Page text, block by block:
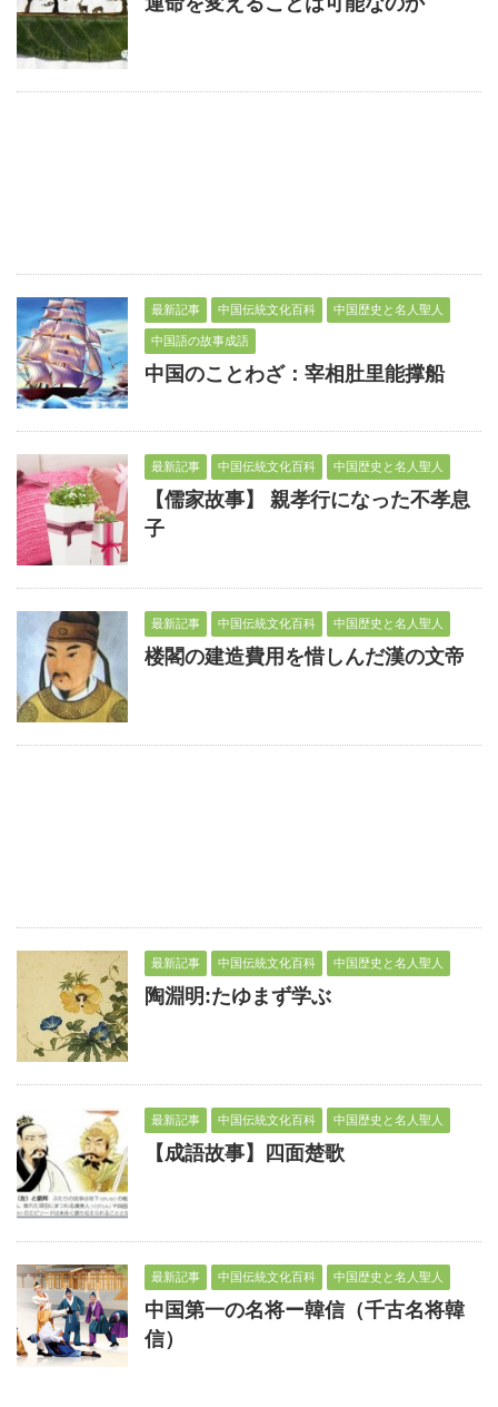
最新記事 中国伝統文化百科 中国歴史と名人聖人
中国語の故事成語
中国のことわざ：宰相肚里能撑船
最新記事 中国伝統文化百科 中国歴史と名人聖人
【儒家故事】 親孝行になった不孝息
子
最新記事 中国伝統文化百科 中国歴史と名人聖人
楼閣の建造費用を惜しんだ漢の文帝
最新記事 中国伝統文化百科 中国歴史と名人聖人
陶淵明:たゆまず学ぶ
最新記事 中国伝統文化百科 中国歴史と名人聖人
【成語故事】四面楚歌
最新記事 中国伝統文化百科 中国歴史と名人聖人
中国第一の名将ー韓信（千古名将韓
信）